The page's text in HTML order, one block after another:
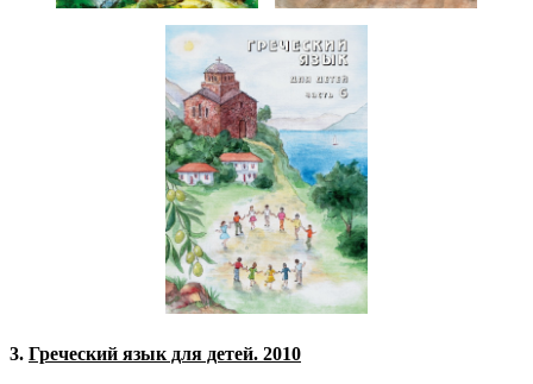
3. Греческий язык для детей. 2010